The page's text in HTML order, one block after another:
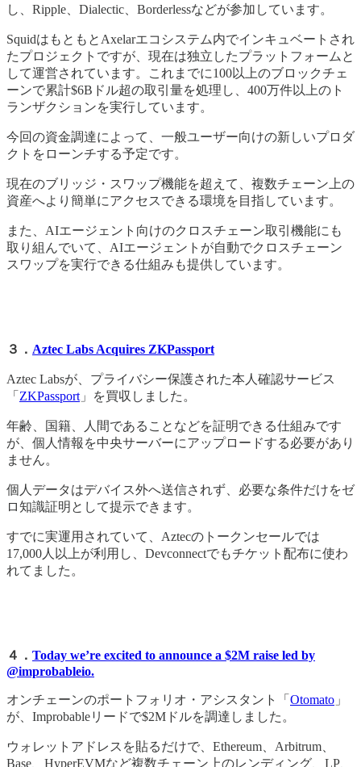
し、Ripple、Dialectic、Borderlessなどが参加しています。
SquidはもともとAxelarエコシステム内でインキュベートされ
たプロジェクトですが、現在は独立したプラットフォームと
して運営されています。これまでに100以上のブロックチェ
ーンで累計$6Bドル超の取引量を処理し、400万件以上のト
ランザクションを実行しています。
今回の資金調達によって、一般ユーザー向けの新しいプロダ
クトをローンチする予定です。
現在のブリッジ・スワップ機能を超えて、複数チェーン上の
資産へより簡単にアクセスできる環境を目指しています。
また、AIエージェント向けのクロスチェーン取引機能にも
取り組んでいて、AIエージェントが自動でクロスチェーン
スワップを実行できる仕組みも提供しています。
３． Aztec Labs Acquires ZKPassport
Aztec Labsが、プライバシー保護された本人確認サービス
「 ZKPassport 」を買収しました。
年齢、国籍、人間であることなどを証明できる仕組みです
が、個人情報を中央サーバーにアップロードする必要があり
ません。
個人データはデバイス外へ送信されず、必要な条件だけをゼ
ロ知識証明として提示できます。
すでに実運用されていて、Aztecのトークンセールでは
17,000人以上が利用し、Devconnectでもチケット配布に使わ
れてました。
４． Today we’re excited to announce a $2M raise led by
@improbableio.
オンチェーンのポートフォリオ・アシスタント「 Otomato 」
が、Improbableリードで$2Mドルを調達しました。
ウォレットアドレスを貼るだけで、Ethereum、Arbitrum、
Base、HyperEVMなど複数チェーン上のレンディング、LP、